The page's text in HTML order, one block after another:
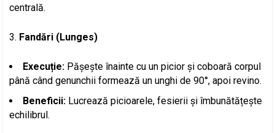
centrală.
Fandări (Lunges)
Execuție: Pășește înainte cu un picior și coboară corpul
până când genunchii formează un unghi de 90°, apoi revino.
Beneficii: Lucrează picioarele, fesierii și îmbunătățește
echilibrul.